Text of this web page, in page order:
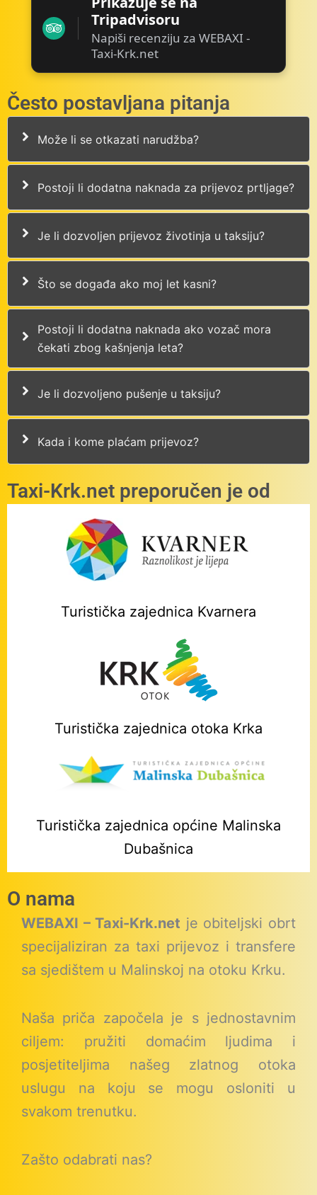
Tripadvisoru
Napiši recenziju za WEBAXI -
Taxi-Krk.net
Često postavljana pitanja
Može li se otkazati narudžba?
Postoji li dodatna naknada za prijevoz prtljage?
Je li dozvoljen prijevoz životinja u taksiju?
Što se događa ako moj let kasni?
Postoji li dodatna naknada ako vozač mora
čekati zbog kašnjenja leta?
Je li dozvoljeno pušenje u taksiju?
Kada i kome plaćam prijevoz?
Taxi-Krk.net preporučen je od
Turistička zajednica Kvarnera
Turistička zajednica otoka Krka
Turistička zajednica općine Malinska
Dubašnica
O nama
WEBAXI – Taxi-Krk.net je obiteljski obrt
specijaliziran za taxi prijevoz i transfere
sa sjedištem u Malinskoj na otoku Krku.
Naša priča započela je s jednostavnim
ciljem: pružiti domaćim ljudima i
posjetiteljima našeg zlatnog otoka
uslugu na koju se mogu osloniti u
svakom trenutku.
Zašto odabrati nas?